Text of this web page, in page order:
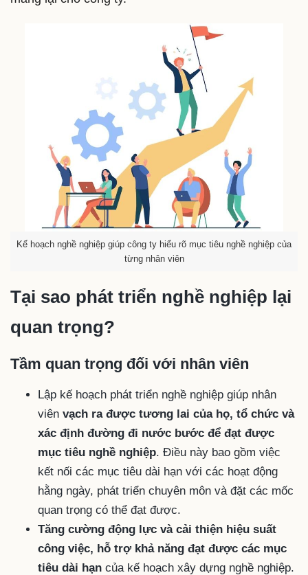
Kế hoạch nghề nghiệp giúp công ty hiểu rõ mục tiêu nghề nghiệp của
từng nhân viên
Tại sao phát triển nghề nghiệp lại
quan trọng?
Tầm quan trọng đối với nhân viên
Lập kế hoạch phát triển nghề nghiệp giúp nhân
viên vạch ra được tương lai của họ, tổ chức và
xác định đường đi nước bước để đạt được
mục tiêu nghề nghiệp. Điều này bao gồm việc
kết nối các mục tiêu dài hạn với các hoạt động
hằng ngày, phát triển chuyên môn và đặt các mốc
quan trọng có thể đạt được.
Tăng cường động lực và cải thiện hiệu suất
công việc, hỗ trợ khả năng đạt được các mục
tiêu dài hạn của kế hoạch xây dựng nghề nghiệp.